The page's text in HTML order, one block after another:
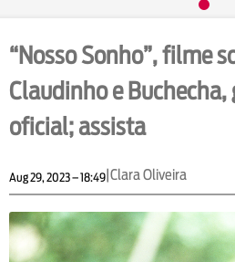
“Nosso Sonho”, filme
Claudinho e
oficial; assista
Aug 29, 2023 – 18:49|Clara Oliveira